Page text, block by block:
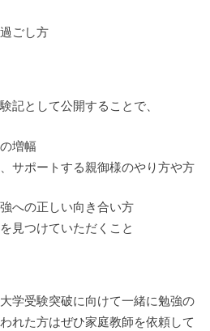
ごし方
記として公開することで、
増幅
サポートする親御様のやり方や方
への正しい向き合い方
見つけていただくこと
学受験突破に向けて一緒に勉強の
れた方はぜひ家庭教師を依頼して